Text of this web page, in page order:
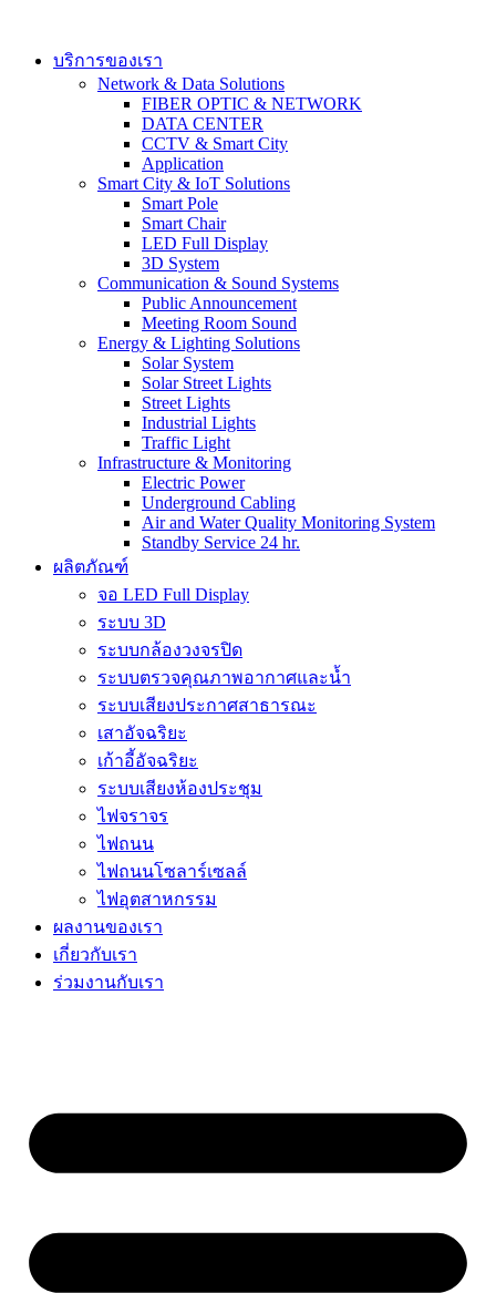
contentบริการของเรา
Network & Data Solutions
FIBER OPTIC & NETWORK​
DATA CENTER
CCTV & Smart City
Application
Smart City & IoT Solutions
Smart Pole
Smart Chair
LED Full Display
3D System
Communication & Sound Systems
Public Announcement
Meeting Room Sound
Energy & Lighting Solutions
Solar System
Solar Street Lights
Street Lights
Industrial Lights
Traffic Light
Infrastructure & Monitoring
Electric Power
Underground Cabling
Air and Water Quality Monitoring System
Standby Service 24 hr.
ผลิตภัณฑ์
จอ LED Full Display
ระบบ 3D
ระบบกล้องวงจรปิด
ระบบตรวจคุณภาพอากาศและน้ำ
ระบบเสียงประกาศสาธารณะ
เสาอัจฉริยะ
เก้าอี้อัจฉริยะ
ระบบเสียงห้องประชุม
ไฟจราจร
ไฟถนน
ไฟถนนโซลาร์เซลล์
ไฟอุตสาหกรรม
ผลงานของเรา
เกี่ยวกับเรา
ร่วมงานกับเรา